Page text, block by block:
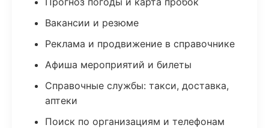
Вакансии и резюме
Реклама и продвижение в справочнике
Афиша мероприятий и билеты
Справочные службы: такси, доставка,
аптеки
Поиск по организациям и телефонам